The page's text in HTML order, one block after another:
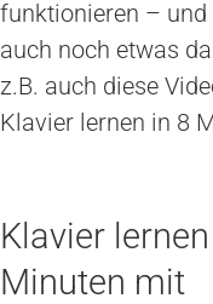
funktionieren –
auch noch etwas
z.B. auch diese
Klavier lernen in 8
Klavier
Minuten mit